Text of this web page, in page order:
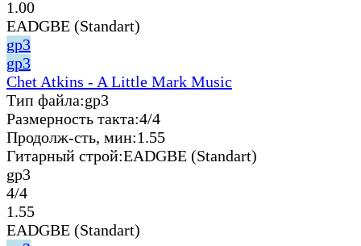
1.00
EADGBE (Standart)
gp3
gp3
Chet Atkins - A Little Mark Music
Тип файла:gp3
Размерность такта:4/4
Продолж-сть, мин:1.55
Гитарный строй:EADGBE (Standart)
gp3
4/4
1.55
EADGBE (Standart)